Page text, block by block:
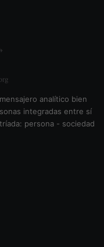
analítico bien
integradas entre sí
persona - sociedad